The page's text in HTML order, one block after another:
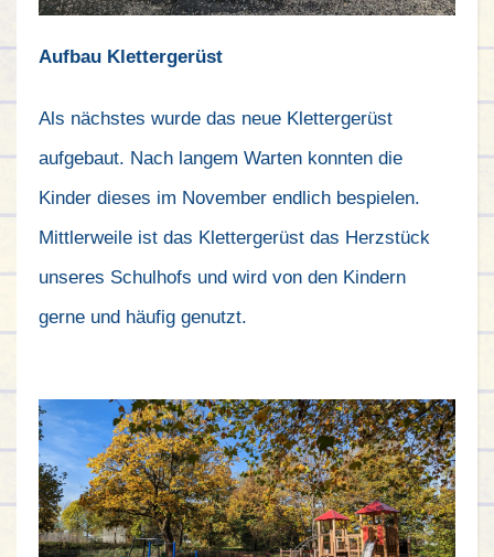
Aufbau Klettergerüst
Als nächstes wurde das neue Klettergerüst
aufgebaut. Nach langem Warten konnten die
Kinder dieses im November endlich bespielen.
Mittlerweile ist das Klettergerüst das Herzstück
unseres Schulhofs und wird von den Kindern
gerne und häufig genutzt.